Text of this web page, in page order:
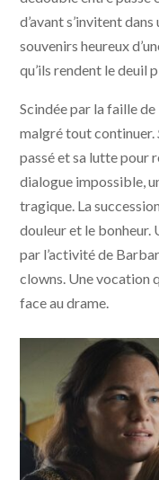
d’avant s’invitent
souvenirs heureux
qu’ils rendent le deuil
Scindée par la faille
malgré tout continuer.
passé et sa lutte pour
dialogue impossible,
tragique. La
douleur et le
par l’activité de
clowns. Une vocation
face au drame.